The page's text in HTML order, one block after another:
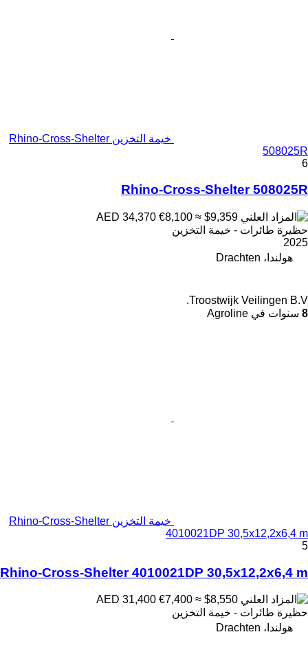
خيمة التخزين Rhino-Cross-Shelter
508025R
6
Rhino-Cross-Shelter 508025R
€8,100 ≈ $9,359
حظيرة طائرات - خيمة التخزين
2025
هولندا، Drachten
Troostwijk Veilingen B.V.
8 سنوات في Agroline
خيمة التخزين Rhino-Cross-Shelter
4010021DP 30,5x12,2x6,4 m
5
Rhino-Cross-Shelter 4010021DP 30,5x12,2x6,4 m
€7,400 ≈ $8,550
حظيرة طائرات - خيمة التخزين
هولندا، Drachten